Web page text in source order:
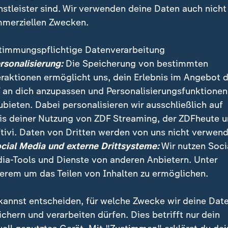
Abkommen mit Spanien zur Rückführung von
ist ein erster Schritt, aber kein Durchbruch, so
sind. Wir verwenden deine Daten auch nicht
Zwecken.
Datenverarbeitung
Die Speicherung von bestimmten
ermöglicht uns, dein Erlebnis im Angebot
an dich anzupassen und Personalisierungsfunktionen
Dabei personalisieren wir ausschließlich auf
deiner Nutzung von ZDF Streaming, der ZDFheute
Daten von Dritten werden von uns nicht
Media und externe Drittsysteme:Wir nutzen
Tools und Dienste von anderen Anbietern. Unter
um das Teilen von Inhalten zu ermöglichen.
entscheiden, für welche Zwecke wir deine
und verarbeiten dürfen. Dies betrifft nur dein